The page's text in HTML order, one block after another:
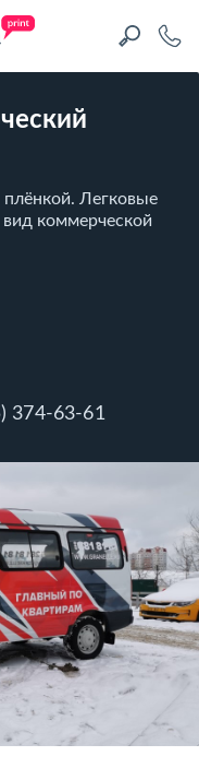
Легковые
коммерческой
374-63-61